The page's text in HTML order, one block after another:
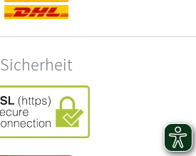
Sicherheit